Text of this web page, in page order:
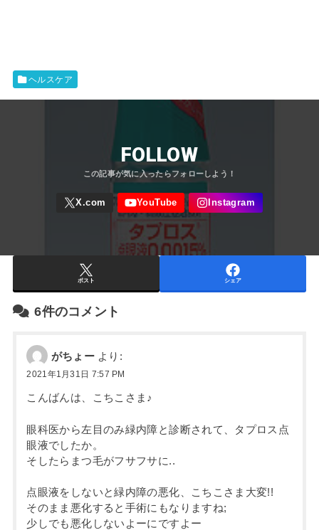
ヘルスケア
FOLLOW
ポスト シェア
6件のコメント
がちょー より:
2021年1月31日 7:57 PM
こんばんは、こちこさま♪
眼科医から左目のみ緑内障と診断されて、タプロス点
眼液でしたか。
そしたらまつ毛がフサフサに..
点眼液をしないと緑内障の悪化、こちこさま大変!!
そのまま悪化すると手術にもなりますね;
少しでも悪化しないよーにですよー